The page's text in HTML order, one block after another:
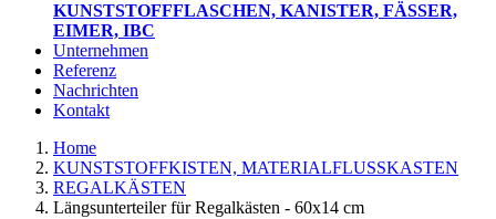
KUNSTSTOFFFLASCHEN, KANISTER, FÄSSER,
EIMER, IBC
Unternehmen
Referenz
Nachrichten
Kontakt
Home
KUNSTSTOFFKISTEN, MATERIALFLUSSKASTEN
REGALKÄSTEN
Längsunterteiler für Regalkästen - 60x14 cm